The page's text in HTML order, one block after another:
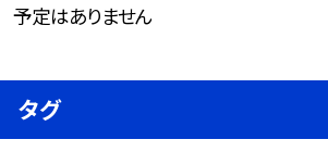
予定はありません
タグ